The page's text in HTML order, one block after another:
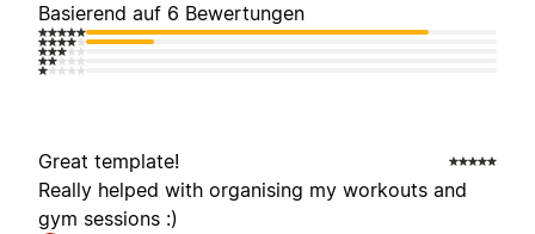
Basierend auf 6 Bewertungen
Great template!
Really helped with organising my workouts and
gym sessions :)